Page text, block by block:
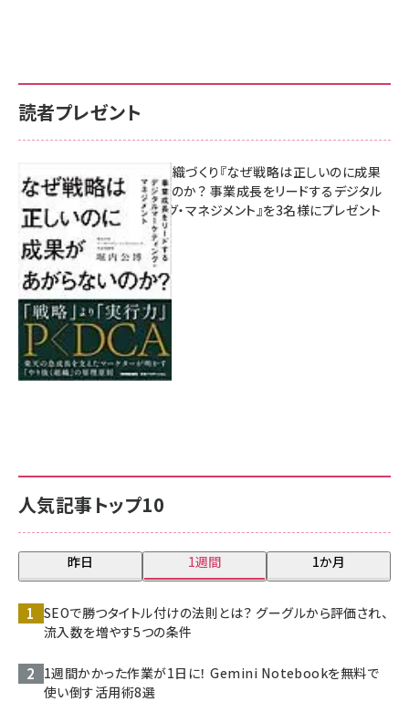
人気記事トップ10
昨日 1週間 1か月
SEOで勝つタイトル付けの法則とは？ グーグルから評価され、
流入数を増やす5つの条件
1週間かかった作業が1日に！ Gemini Notebookを無料で
使い倒す活用術8選
読者プレゼント
成果を生む組織づくり『なぜ戦略は正しいのに成果
があがらないのか？ 事業成長をリードするデジタル
マーケティング・マネジメント』を3名様にプレゼント
8月7日 10:00